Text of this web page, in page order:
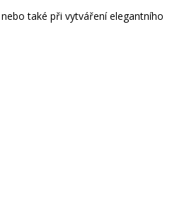
také při vytváření elegantního